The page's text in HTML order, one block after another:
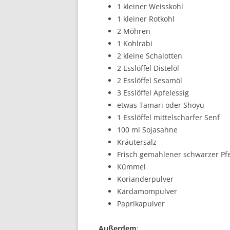
1 kleiner Weisskohl
1 kleiner Rotkohl
2 Möhren
1 Kohlrabi
2 kleine Schalotten
2 Esslöffel Distelöl
2 Esslöffel Sesamöl
3 Esslöffel Apfelessig
etwas Tamari oder Shoyu
1 Esslöffel mittelscharfer Senf
100 ml Sojasahne
Kräutersalz
Frisch gemahlener schwarzer
Kümmel
Korianderpulver
Kardamompulver
Paprikapulver